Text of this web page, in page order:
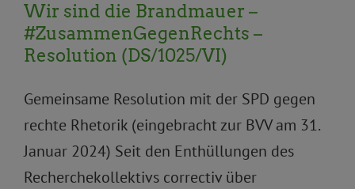
Wir sind die Brandmauer –
#ZusammenGegenRechts –
Resolution (DS/1025/VI)
Gemeinsame Resolution mit der SPD gegen
rechte Rhetorik (eingebracht zur BVV am 31.
Januar 2024) Seit den Enthüllungen des
Recherchekollektivs correctiv über